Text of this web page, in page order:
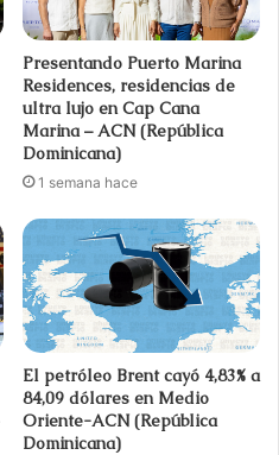
Presentando Puerto Marina
Residences, residencias de
ultra lujo en Cap Cana
Marina – ACN (República
Dominicana)
1 semana hace
El petróleo Brent cayó 4,83% a
84,09 dólares en Medio
Oriente-ACN (República
Dominicana)